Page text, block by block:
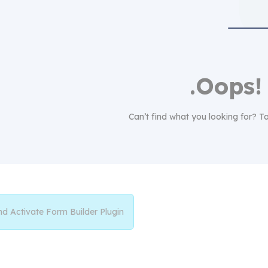
Can’t find what you looking for?
Activate Form Builder Plugin